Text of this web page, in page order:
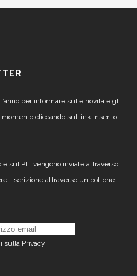
per informare sulle novità e gli
cliccando sul link inserito
sul PIL vengono inviate attraverso
l’iscrizione attraverso un bottone
sulla Privacy